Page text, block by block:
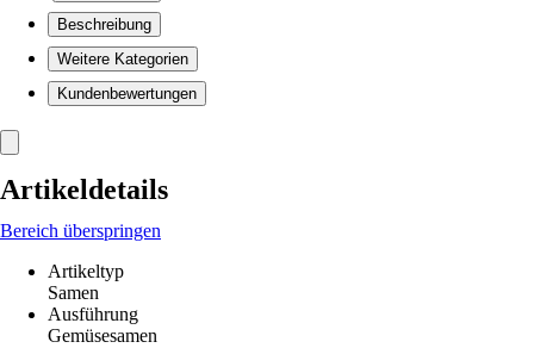
Beschreibung
Weitere Kategorien
Kundenbewertungen
Artikeldetails
Bereich überspringen
Artikeltyp
Samen
Ausführung
Gemüsesamen